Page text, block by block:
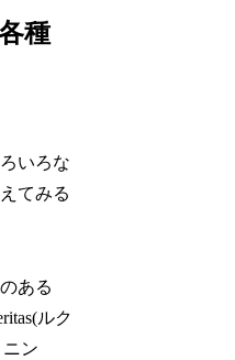
種
いろな
てみる
ある
ルク
ン